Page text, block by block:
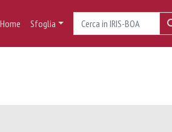
Home Sfoglia